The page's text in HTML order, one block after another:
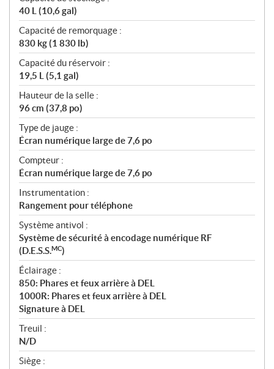
40 L (10,6 gal)
Capacité de remorquage :
830 kg (1 830 lb)
Capacité du réservoir :
19,5 L (5,1 gal)
Hauteur de la selle :
96 cm (37,8 po)
Type de jauge :
Écran numérique large de 7,6 po
Compteur :
Écran numérique large de 7,6 po
Instrumentation :
Rangement pour téléphone
Système antivol :
Système de sécurité à encodage numérique RF
(D.E.S.S.MC)
Éclairage :
850: Phares et feux arrière à DEL
1000R: Phares et feux arrière à DEL
Signature à DEL
Treuil :
N/D
Siège :